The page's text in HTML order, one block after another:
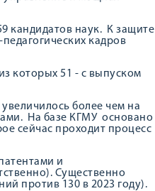
кандидатов наук. К защите
кадров
которых 51 - с выпуском
более чем на
На базе КГМУ основано
сейчас проходит процесс
и
Существенно
против 130 в 2023 году).